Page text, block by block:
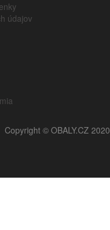
údajov
Copyright © OBALY.CZ 2020